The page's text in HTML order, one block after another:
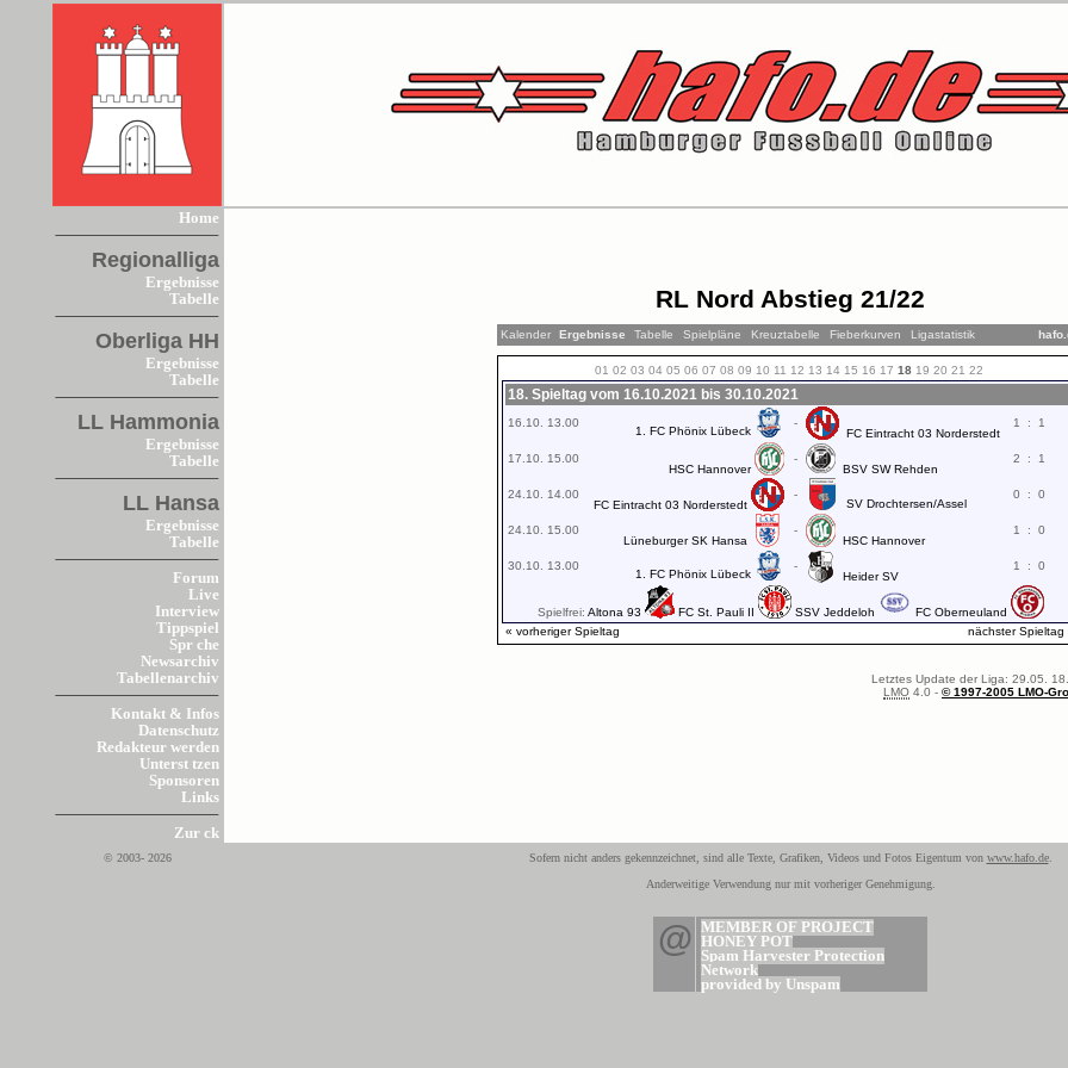
Home
Regionalliga
Ergebnisse
Tabelle
Oberliga HH
Ergebnisse
Tabelle
LL Hammonia
Ergebnisse
Tabelle
LL Hansa
Ergebnisse
Tabelle
Forum
Live
Interview
Tippspiel
Spr che
Newsarchiv
Tabellenarchiv
Kontakt & Infos
Datenschutz
Redakteur werden
Unterst tzen
Sponsoren
Links
Zur ck
RL Nord Abstieg 21/22
Kalender Ergebnisse Tabelle Spielpläne Kreuztabelle Fieberkurven Ligastatistik
01 02 03 04 05 06 07 08 09 10 11 12 13 14 15 16 17 18 19 20 21 22
18. Spieltag vom 16.10.2021 bis 30.10.2021
16.10. 13.00
1. FC Phönix Lübeck
-
FC Eintracht 03 Norderstedt
1 : 1
17.10. 15.00
HSC Hannover
-
BSV SW Rehden
2 : 1
24.10. 14.00
FC Eintracht 03 Norderstedt
-
SV Drochtersen/Assel
0 : 0
24.10. 15.00
Lüneburger SK Hansa
-
HSC Hannover
1 : 0
30.10. 13.00
1. FC Phönix Lübeck
-
Heider SV
1 : 0
Spielfrei: Altona 93 FC St. Pauli II SSV Jeddeloh
FC Oberneuland
« vorheriger Spieltag
nächster Spieltag
Letztes Update der Liga: 29.05.
LMO 4.0 - © 1997-2005 LMO-
© 2003- 2026 Sofern nicht anders gekennzeichnet, sind alle Texte, Grafiken, Videos und Fotos Eigentum von www.hafo.de.
Anderweitige Verwendung nur mit vorheriger Genehmigung.
@
MEMBER OF PROJECT
HONEY POT
Spam Harvester Protection
Network
provided by Unspam